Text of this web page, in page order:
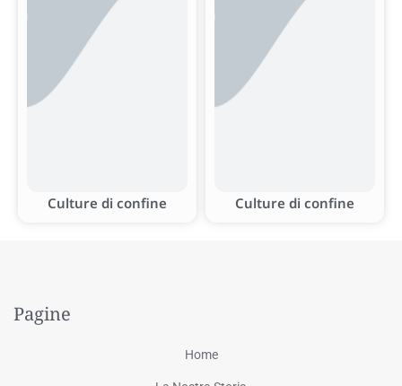
Culture di confine Culture di confine
Pagine
Home